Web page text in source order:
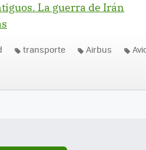
La guerra de Irán
transporte Airbus